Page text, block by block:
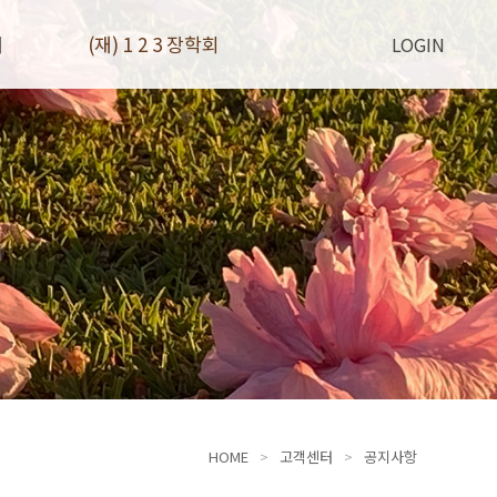
LOGIN
(재) 1 2 3 장학회
HOME 고객센터 공지사항